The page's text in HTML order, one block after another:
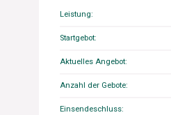
Leistung:
Startgebot:
Aktuelles Angebot:
Anzahl der Gebote:
Einsendeschluss: